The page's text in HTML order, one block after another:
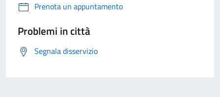
Prenota un appuntamento
Problemi in città
Segnala disservizio